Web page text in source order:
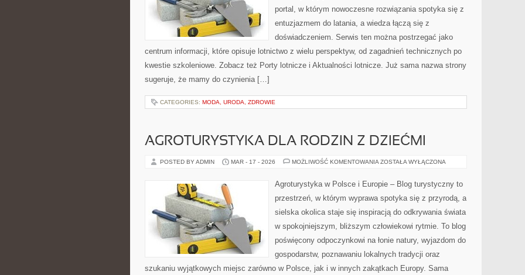
portal, w którym nowoczesne rozwiązania spotyka się z
entuzjazmem do latania, a wiedza łączą się z
doświadczeniem. Serwis ten można postrzegać jako
centrum informacji, które opisuje lotnictwo z wielu perspektyw, od zagadnień technicznych po
kwestie szkoleniowe. Zobacz też Porty lotnicze i Aktualności lotnicze. Już sama nazwa strony
sugeruje, że mamy do czynienia […]
CATEGORIES: MODA, URODA, ZDROWIE
AGROTURYSTYKA DLA RODZIN Z DZIEĆMI
POSTED BY ADMIN MAR - 17 - 2026 MOŻLIWOŚĆ KOMENTOWANIA AGROTURYSTYKA
Z
DZIEĆMI
ZOSTAŁA WYŁĄCZONA
Agroturystyka w Polsce i Europie – Blog turystyczny to
przestrzeń, w którym wyprawa spotyka się z przyrodą, a
sielska okolica staje się inspiracją do odkrywania świata
w spokojniejszym, bliższym człowiekowi rytmie. To blog
poświęcony odpoczynkowi na łonie natury, wyjazdom do
gospodarstw, poznawaniu lokalnych tradycji oraz
szukaniu wyjątkowych miejsc zarówno w Polsce, jak i w innych zakątkach Europy. Sama